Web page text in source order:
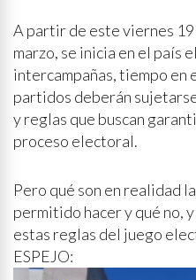
A partir de este viernes
marzo, se inicia en el país
intercampañas, tiempo en
partidos deberán
y reglas que buscan
proceso electoral.
Pero qué son en realidad
permitido hacer y qué no,
estas reglas del juego
ESPEJO: